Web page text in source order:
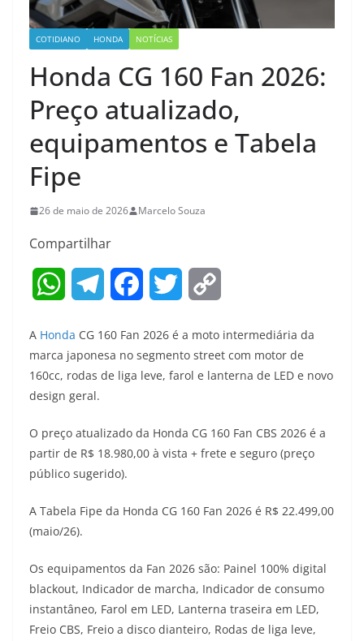
COTIDIANO HONDA NOTÍCIAS
Honda CG 160 Fan 2026:
Preço atualizado,
equipamentos e Tabela
Fipe
26 de maio de 2026 Marcelo Souza
Compartilhar
W
a
t
A
p
p
l
e
r
a
m
c
e
o
k
i
t
p
y
k
A Honda CG 160 Fan 2026 é a moto intermediária da
marca japonesa no segmento street com motor de
160cc, rodas de liga leve, farol e lanterna de LED e novo
design geral.
O preço atualizado da Honda CG 160 Fan CBS 2026 é a
partir de R$ 18.980,00 à vista + frete e seguro (preço
público sugerido).
A Tabela Fipe da Honda CG 160 Fan 2026 é R$ 22.499,00
(maio/26).
Os equipamentos da Fan 2026 são: Painel 100% digital
blackout, Indicador de marcha, Indicador de consumo
instantâneo, Farol em LED, Lanterna traseira em LED,
Freio CBS, Freio a disco dianteiro, Rodas de liga leve,